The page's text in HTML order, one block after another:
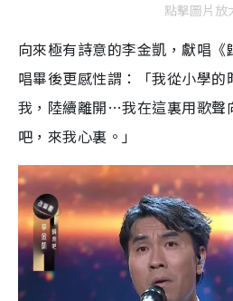
點擊圖片放
向來極有詩意的李金凱，獻唱《
唱畢後更感性謂：「我從小學的
我，陸續離開…我在這裏用歌聲
吧，來我心裏。」